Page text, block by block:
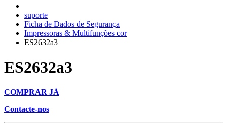
suporte
Ficha de Dados de Segurança
Impressoras & Multifunções cor
ES2632a3
ES2632a3
COMPRAR JÁ
Contacte-nos